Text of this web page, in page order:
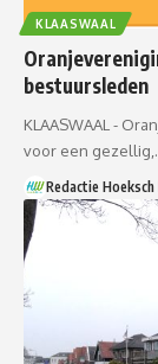
KLAASWAAL
bestuursleden
KLAASWAAL -
voor een
Redactie Hoeksch